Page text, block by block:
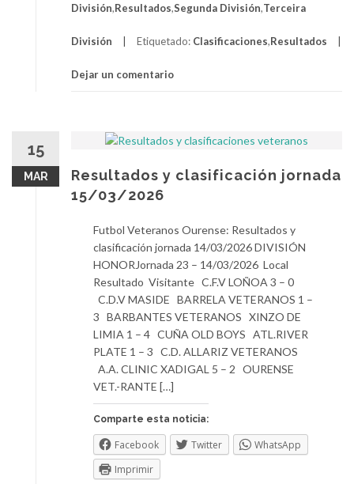
División,Resultados,Segunda División,Terceira
División Etiquetado: Clasificaciones,Resultados
Dejar un comentario
15
MAR
Resultados y clasificación jornada
15/03/2026
Futbol Veteranos Ourense: Resultados y
clasificación jornada 14/03/2026 DIVISIÓN
HONORJornada 23 – 14/03/2026 Local
Resultado Visitante C.F.V LOÑOA 3 – 0
C.D.V MASIDE BARRELA VETERANOS 1 –
3 BARBANTES VETERANOS XINZO DE
LIMIA 1 – 4 CUÑA OLD BOYS ATL.RIVER
PLATE 1 – 3 C.D. ALLARIZ VETERANOS
A.A. CLINIC XADIGAL 5 – 2 OURENSE
VET.-RANTE […]
Comparte esta noticia:
Facebook Twitter
WhatsApp
Imprimir